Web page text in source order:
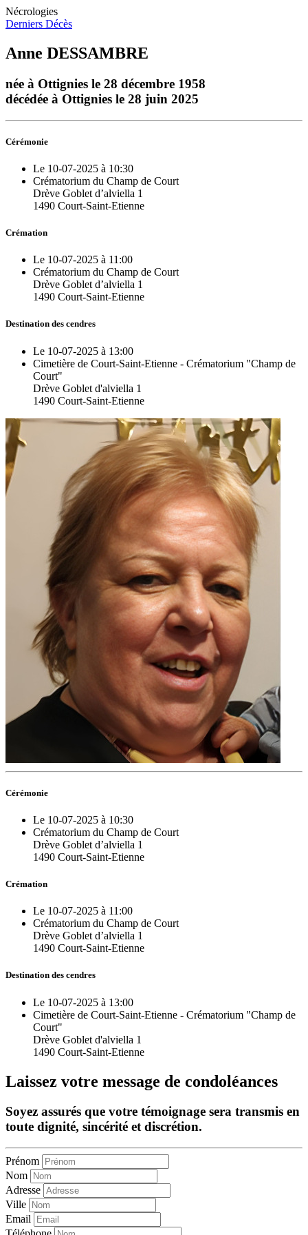
Nécrologies
Derniers Décès
Anne DESSAMBRE
née à Ottignies le 28 décembre 1958
décédée à Ottignies le 28 juin 2025
Cérémonie
Le 10-07-2025 à 10:30
Crématorium du Champ de Court
Drève Goblet d’alviella 1
1490 Court-Saint-Etienne
Crémation
Le 10-07-2025 à 11:00
Crématorium du Champ de Court
Drève Goblet d’alviella 1
1490 Court-Saint-Etienne
Destination des cendres
Le 10-07-2025 à 13:00
Cimetière de Court-Saint-Etienne - Crématorium "Champ de
Court"
Drève Goblet d'alviella 1
1490 Court-Saint-Etienne
Cérémonie
Le 10-07-2025 à 10:30
Crématorium du Champ de Court
Drève Goblet d’alviella 1
1490 Court-Saint-Etienne
Crémation
Le 10-07-2025 à 11:00
Crématorium du Champ de Court
Drève Goblet d’alviella 1
1490 Court-Saint-Etienne
Destination des cendres
Le 10-07-2025 à 13:00
Cimetière de Court-Saint-Etienne - Crématorium "Champ de
Court"
Drève Goblet d'alviella 1
1490 Court-Saint-Etienne
Laissez votre message de condoléances
Soyez assurés que votre témoignage sera transmis en
toute dignité, sincérité et discrétion.
Prénom
Nom
Adresse
Ville
Email